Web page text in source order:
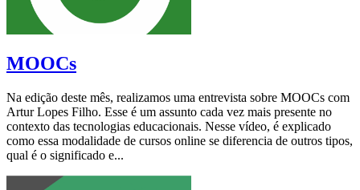
MOOCs
Na edição deste mês, realizamos uma entrevista sobre MOOCs com
Artur Lopes Filho. Esse é um assunto cada vez mais presente no
contexto das tecnologias educacionais. Nesse vídeo, é explicado
como essa modalidade de cursos online se diferencia de outros tipos,
qual é o significado e...